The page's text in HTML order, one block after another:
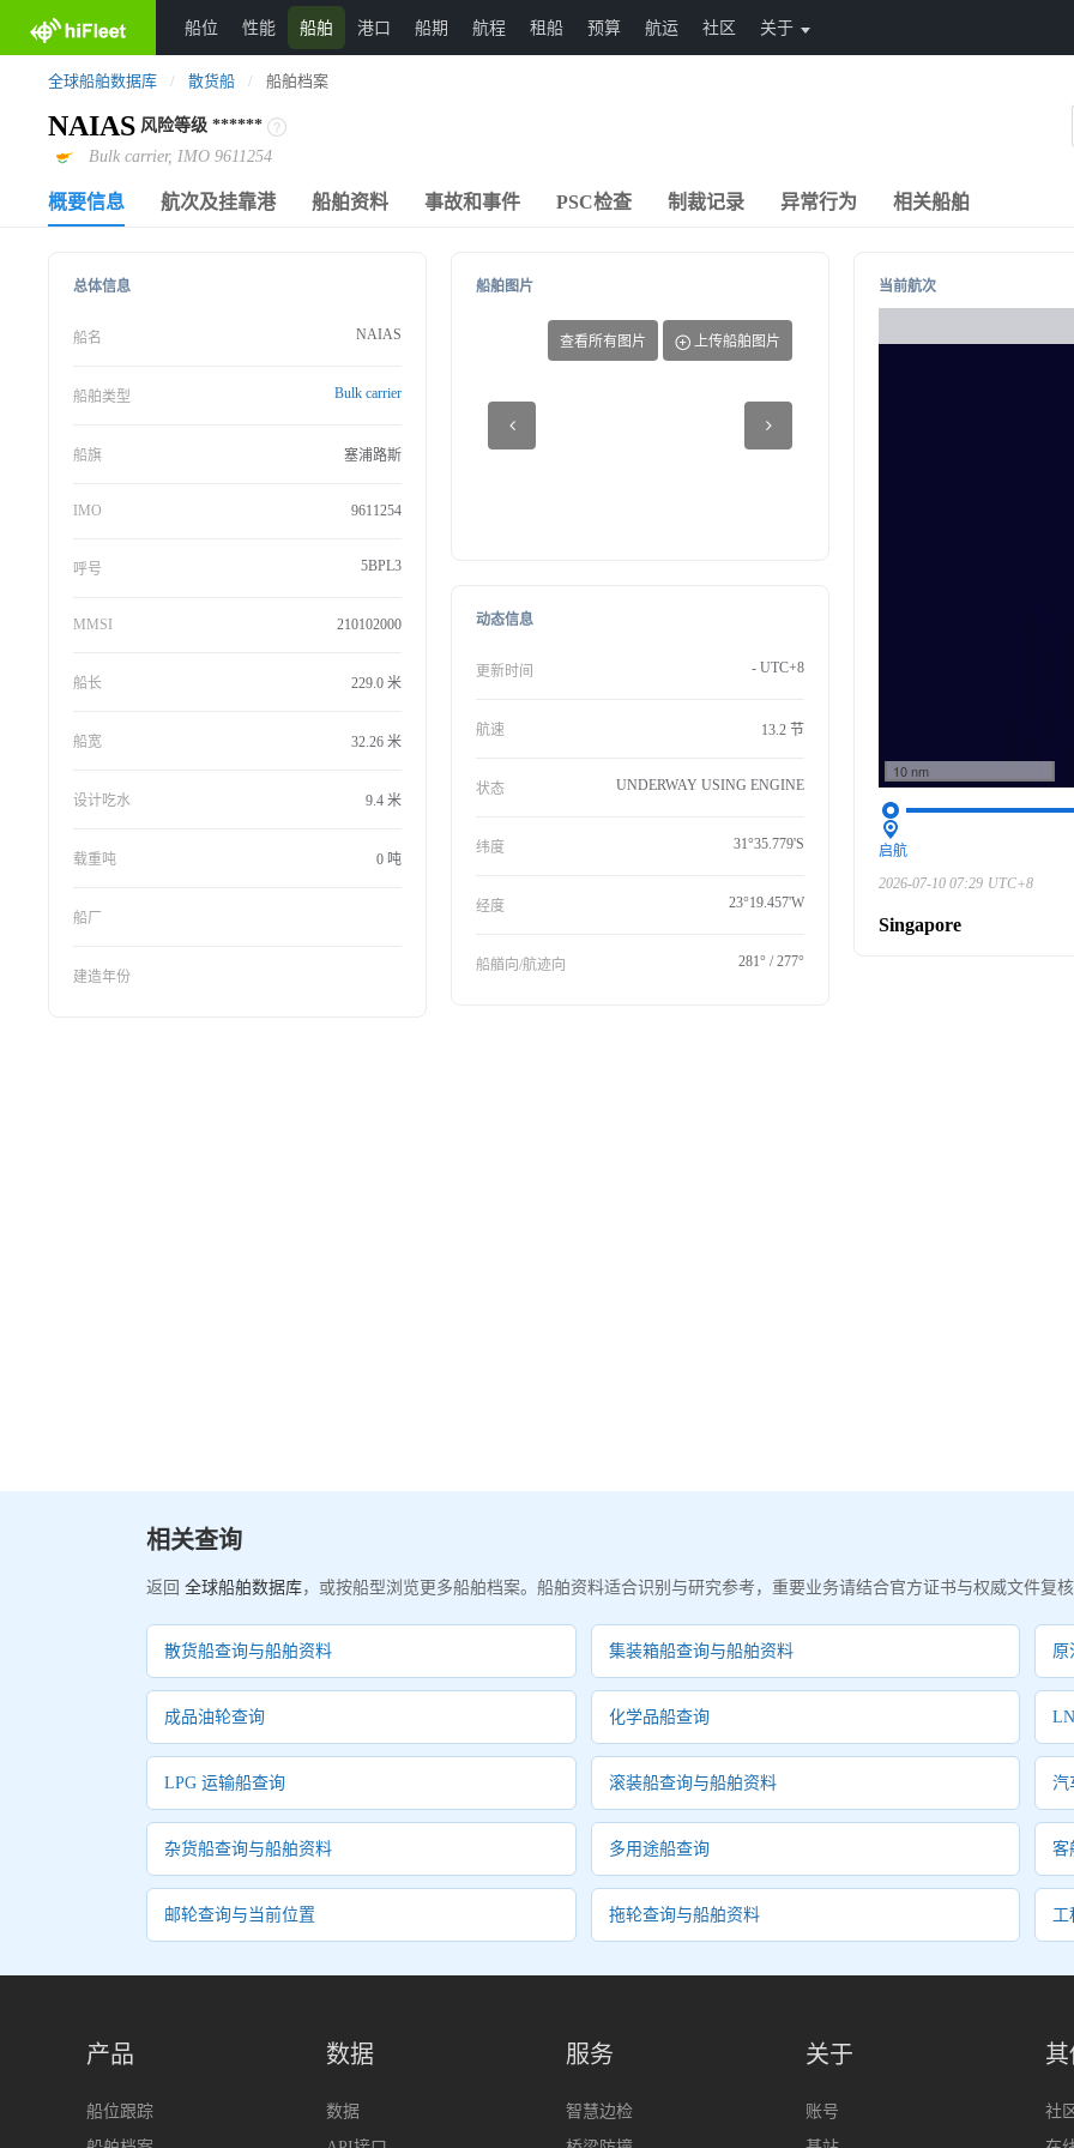
船位 性能 船舶 港口 船期 航程 租船 预算 航运 社区 关于
全球船舶数据库 / 散货船 / 船舶档案
NAIAS 风险等级 ******
Bulk carrier, IMO 9611254
概要信息 航次及挂靠港 船舶资料 事故和事件 PSC检查 制裁记录 异常行为 相关船舶
总体信息
船名 NAIAS
船舶类型 Bulk carrier
船旗 塞浦路斯
IMO 9611254
呼号 5BPL3
MMSI 210102000
船长 229.0 米
船宽 32.26 米
设计吃水 9.4 米
载重吨 0 吨
船厂
建造年份
船舶图片
查看所有图片 上传船舶图片
动态信息
更新时间 - UTC+8
航速 13.2 节
状态 UNDERWAY USING ENGINE
纬度 31°35.779'S
经度 23°19.457'W
船艏向/航迹向 281° / 277°
当前航次
10 nm
启航
2026-07-10 07:29 UTC+8
Singapore
相关查询
返回 全球船舶数据库，或按船型浏览更多船舶档案。船舶资料适合识别与研究参考，重要业务请结合官方证书与权威文件复
散货船查询与船舶资料 集装箱船查询与船舶资料 原
成品油轮查询 化学品船查询
LPG 运输船查询 滚装船查询与船舶资料 汽
杂货船查询与船舶资料 多用途船查询 客
邮轮查询与当前位置 拖轮查询与船舶资料 工
产品
船位跟踪
数据
数据
服务
智慧边检
关于
账号
社